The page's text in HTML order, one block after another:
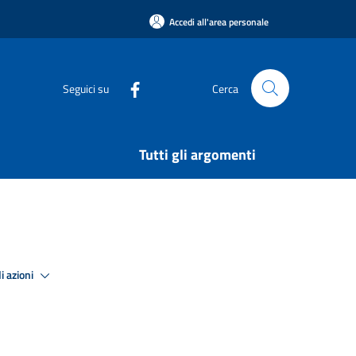
Accedi all'area personale
Seguici su Cerca
Tutti gli argomenti
azioni